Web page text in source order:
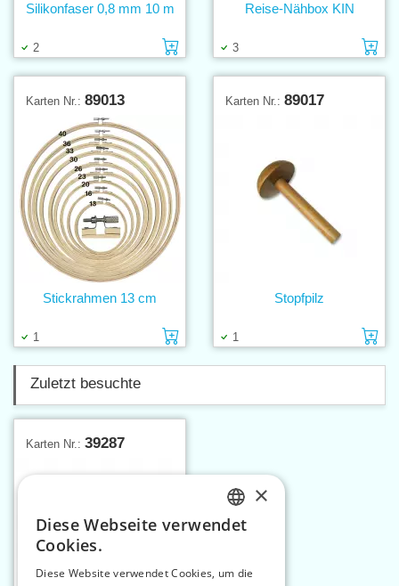
2 Einlage in den Warenkorb
Silikonfaser 0,8 mm 10 m
3
Reise-Nähbox KIN
Karten Nr.: 89013
1 Einlage in den Warenkorb
Stickrahmen 13 cm
Karten Nr.: 89017
1
Stopfpilz
Zuletzt besuchte
Karten Nr.: 39287
CZECH
×
Diese Webseite verwendet
Cookies.
Diese Website verwendet Cookies, um die